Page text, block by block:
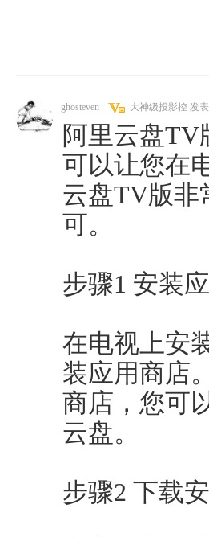
ghosteven 大神级投影控 发
阿里云盘
可以让您在
云盘TV版非
可。
步骤1 安装
在电视上安
装应用商店
商店，您可
云盘。
步骤2 下载